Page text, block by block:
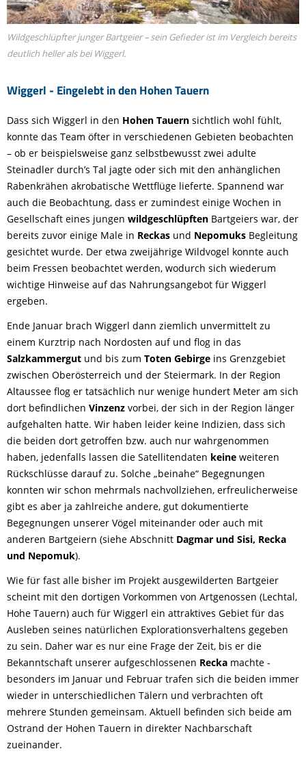
Wiggerl - Eingelebt in den Hohen Tauern
Wildgeschlüpfter junger Bartgeier – sein Gefieder ist im Vergleich bereits
deutlich heller als bei Wiggerl.
Dass sich Wiggerl in den Hohen Tauern sichtlich wohl fühlt,
konnte das Team öfter in verschiedenen Gebieten beobachten
– ob er beispielsweise ganz selbstbewusst zwei adulte
Steinadler durch’s Tal jagte oder sich mit den anhänglichen
Rabenkrähen akrobatische Wettflüge lieferte. Spannend war
auch die Beobachtung, dass er zumindest einige Wochen in
Gesellschaft eines jungen wildgeschlüpften Bartgeiers war, der
bereits zuvor einige Male in Reckas und Nepomuks Begleitung
gesichtet wurde. Der etwa zweijährige Wildvogel konnte auch
beim Fressen beobachtet werden, wodurch sich wiederum
wichtige Hinweise auf das Nahrungsangebot für Wiggerl
ergeben.
Ende Januar brach Wiggerl dann ziemlich unvermittelt zu
einem Kurztrip nach Nordosten auf und flog in das
Salzkammergut und bis zum Toten Gebirge ins Grenzgebiet
zwischen Oberösterreich und der Steiermark. In der Region
Altaussee flog er tatsächlich nur wenige hundert Meter am sich
dort befindlichen Vinzenz vorbei, der sich in der Region länger
aufgehalten hatte. Wir haben leider keine Indizien, dass sich
die beiden dort getroffen bzw. auch nur wahrgenommen
haben, jedenfalls lassen die Satellitendaten keine weiteren
Rückschlüsse darauf zu. Solche „beinahe“ Begegnungen
konnten wir schon mehrmals nachvollziehen, erfreulicherweise
gibt es aber ja zahlreiche andere, gut dokumentierte
Begegnungen unserer Vögel miteinander oder auch mit
anderen Bartgeiern (siehe Abschnitt Dagmar und Sisi, Recka
und Nepomuk).
Wie für fast alle bisher im Projekt ausgewilderten Bartgeier
scheint mit den dortigen Vorkommen von Artgenossen (Lechtal,
Hohe Tauern) auch für Wiggerl ein attraktives Gebiet für das
Ausleben seines natürlichen Explorationsverhaltens gegeben
zu sein. Daher war es nur eine Frage der Zeit, bis er die
Bekanntschaft unserer aufgeschlossenen Recka machte -
besonders im Januar und Februar trafen sich die beiden immer
wieder in unterschiedlichen Tälern und verbrachten oft
mehrere Stunden gemeinsam. Aktuell befinden sich beide am
Ostrand der Hohen Tauern in direkter Nachbarschaft
zueinander.